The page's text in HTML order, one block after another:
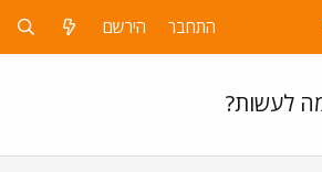
התחבר הירשם